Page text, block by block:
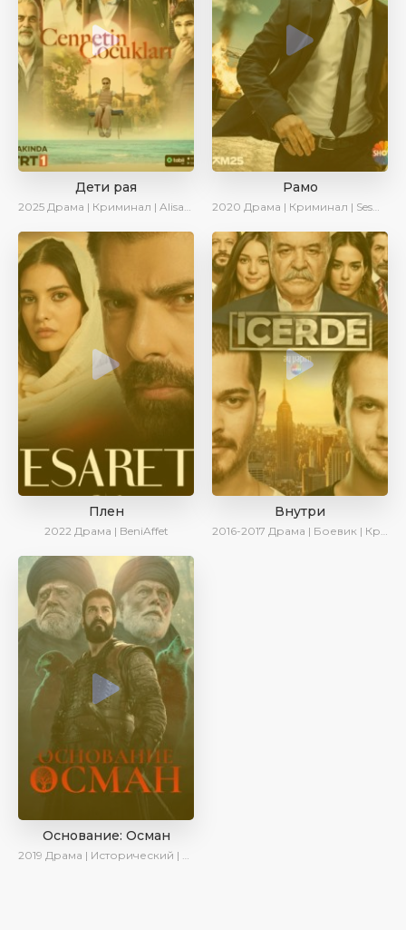
Дети рая
2025 Драма | Криминал | AlisaDirilis | Новинки | Сериалы 2025
Рамо
2020 Драма | Криминал | SesDizi | Ирина Котова
Плен
2022 Драма | BeniAffet
Внутри
2016-2017 Драма | Боевик | Криминал
Основание: Осман
2019 Драма | Исторический | Военный | AveTurk | Turok1990